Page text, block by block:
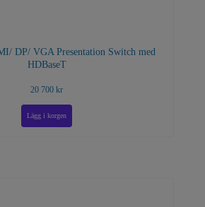
DP/ VGA Presentation Switch med
HDBaseT
20 700 kr